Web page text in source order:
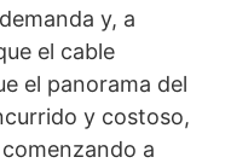
y, a
el cable
el panorama del
y costoso,
a